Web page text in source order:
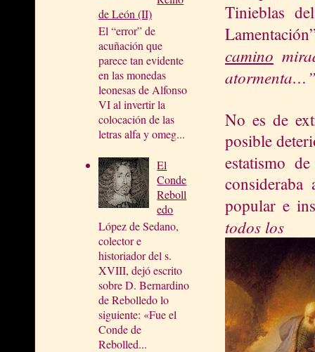
de León (II)
El “error” de
acuñación que
parece tan evidente
en las monedas
leonesas de Alfonso
VI al invertir la
colocación de las
letras alfa y omeg...
El
Conde
Reboll
edo
López de Sedano,
colector e
historiador del s.
XVIII, dejó escrito
sobre D. Bernardino
de Rebolledo lo
siguiente: «Fue el
Conde de
Rebolled...
Tinieblas
camino
No es de
posible
estatismo
popular e
todos los